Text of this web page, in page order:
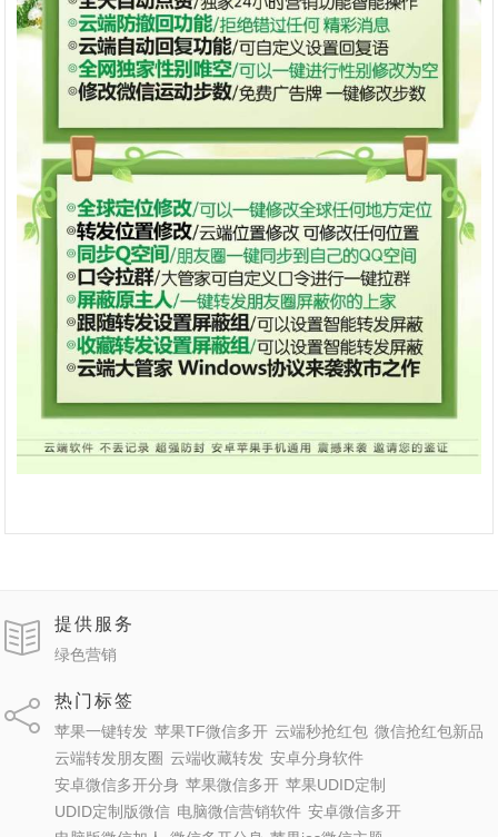
提供服务
绿色营销
热门标签
苹果一键转发 苹果TF微信多开 云端秒抢红包 微信抢红包新品
云端转发朋友圈 云端收藏转发 安卓分身软件
安卓微信多开分身 苹果微信多开 苹果UDID定制
UDID定制版微信 电脑微信营销软件 安卓微信多开